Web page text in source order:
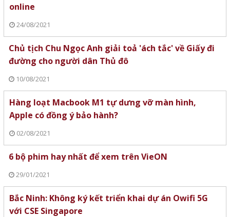
online
24/08/2021
Chủ tịch Chu Ngọc Anh giải toả 'ách tắc' về Giấy đi
đường cho người dân Thủ đô
10/08/2021
Hàng loạt Macbook M1 tự dưng vỡ màn hình,
Apple có đồng ý bảo hành?
02/08/2021
6 bộ phim hay nhất để xem trên VieON
29/01/2021
Bắc Ninh: Không ký kết triển khai dự án Owifi 5G
với CSE Singapore